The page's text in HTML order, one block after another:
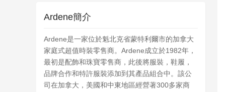
Ardene簡介
Ardene是一家位於魁北克省蒙特利爾市的加拿大
家庭式超值時裝零售商。Ardene成立於1982年，
最初是配飾和珠寶零售商，此後將服裝，鞋履，
品牌合作和特許服裝添加到其產品組合中。該公
司在加拿大，美國和中東地區經營著300多家商